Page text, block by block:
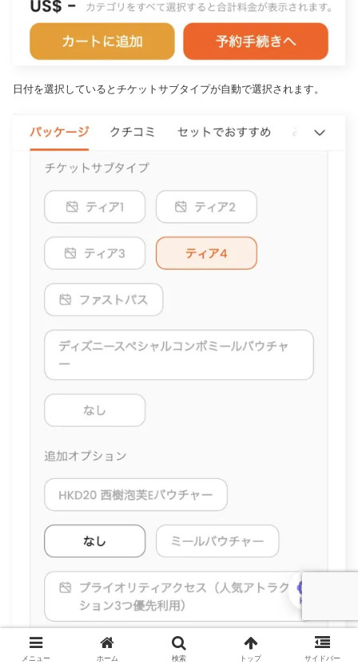
日付を選択しているとチケットサブタイプが自動で選択されます。
メニュー ホーム 検索 トップ サイドバー